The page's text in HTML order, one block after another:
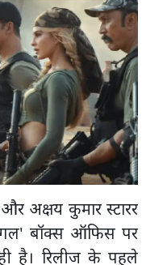
अक्षय कुमार स्टारर
बॉक्स ऑफिस पर
है। रिलीज के पहले